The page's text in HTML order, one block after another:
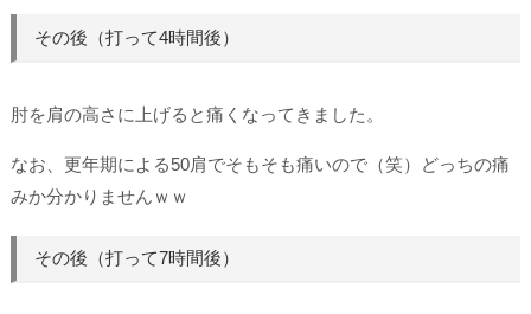
その後（打って4時間後）
肘を肩の高さに上げると痛くなってきました。
なお、更年期による50肩でそもそも痛いので（笑）どっちの痛
みか分かりませんｗｗ
その後（打って7時間後）